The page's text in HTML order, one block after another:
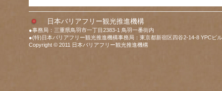
日本バリアフリー観光推進機構
●事務局：三重県鳥羽市一丁目2383-1 鳥羽一番街内
●(特)日本バリアフリー観光推進機構事務局：東京都新宿区四谷2-14-8 YPCビ
Copyright © 2011 日本バリアフリー観光推進機構